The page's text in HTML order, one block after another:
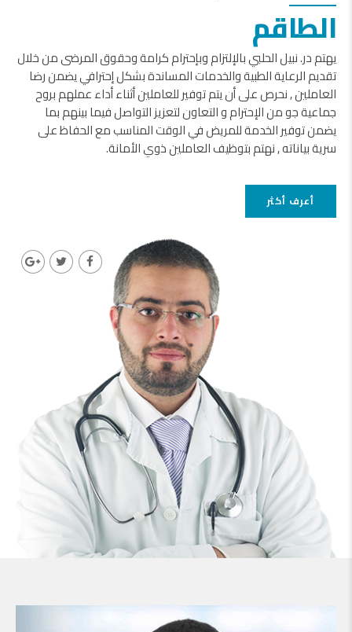
الطاقم
يهتم در. نبيل الحلبي بالإلتزام وبإحترام كرامة وحقوق المرضى من خلال
تقديم الرعاية الطبية والخدمات المساندة بشكل إحترافي يضمن رضا
العاملين , نحرص على أن يتم توفير للعاملين أثناء أداء عملهم بروح
جماعية جو من الإحترام و التعاون لتعزيز التواصل فيما بينهم بما
يضمن توفير الخدمة للمريض في الوقت المناسب مع الحفاظ على
سرية بياناته , نهتم بتوظيف العاملين ذوي الأمانة.
أعرف أكثر